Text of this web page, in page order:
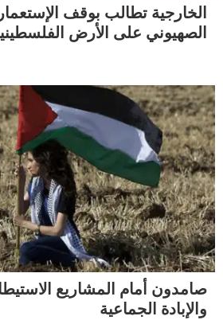
الخارجية تطالب بوقف الإستعمار
الصهيوني على الأرض
صامدون أمام المشاريع
والإبادة الجماعية